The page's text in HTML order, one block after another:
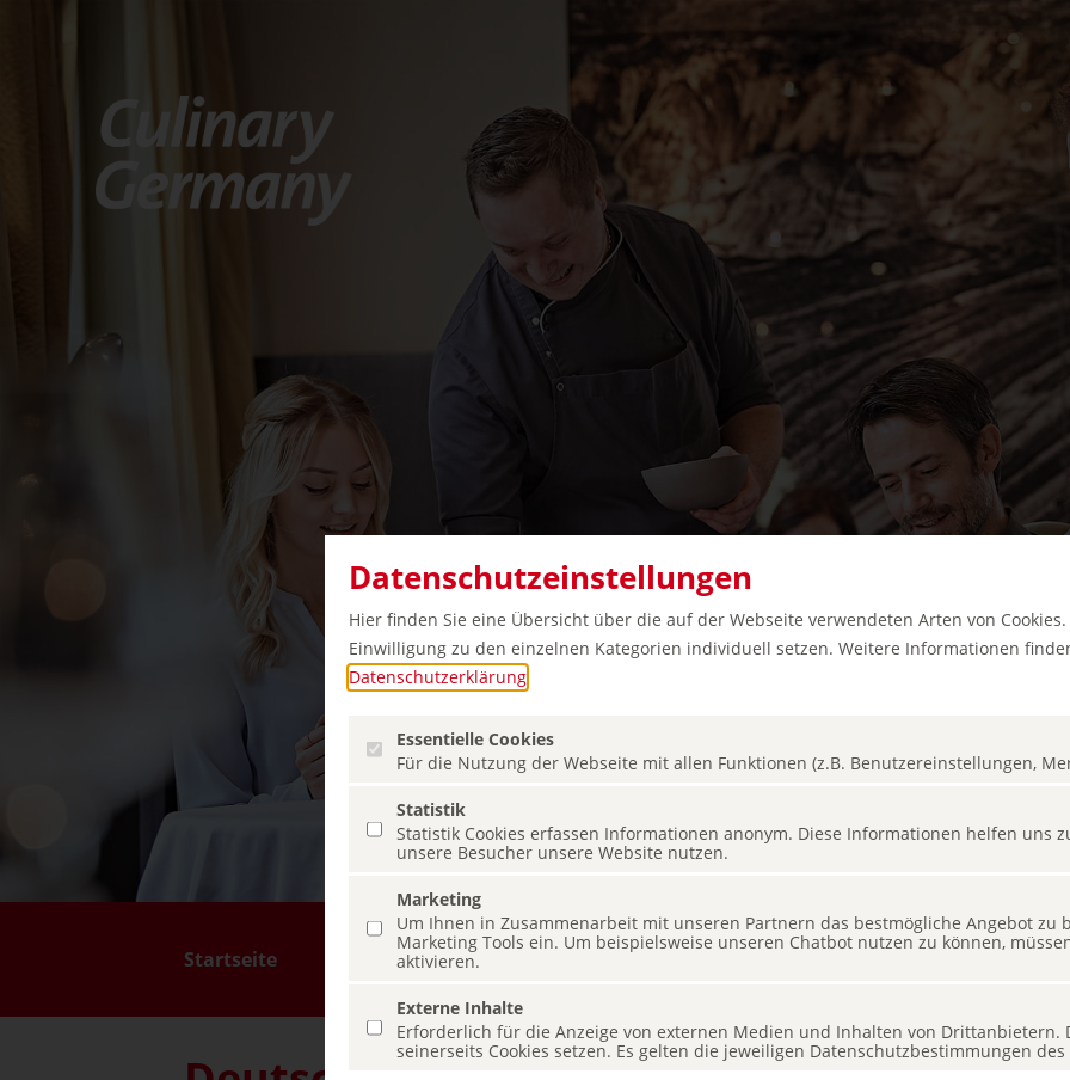
Datenschutzeinstellungen
Hier finden Sie eine Übersicht über die auf der Webseite verwendeten Arten von
Einwilligung zu den einzelnen Kategorien individuell setzen. Weitere Informationen
Datenschutzerklärung
Essentielle Cookies
Für die Nutzung der Webseite mit allen Funktionen (z.B. Benutzereinstellungen,
Statistik
Statistik Cookies erfassen Informationen anonym. Diese Informationen helfen uns
unsere Besucher unsere Website nutzen.
Marketing
Um Ihnen in Zusammenarbeit mit unseren Partnern das bestmögliche Angebot zu
Marketing Tools ein. Um beispielsweise unseren Chatbot nutzen zu können,
aktivieren.
Externe Inhalte
Erforderlich für die Anzeige von externen Medien und Inhalten von Drittanbietern.
seinerseits Cookies setzen. Es gelten die jeweiligen Datenschutzbestimmungen
Menü überspringen
Startseite Culinary Guide Genusstrends